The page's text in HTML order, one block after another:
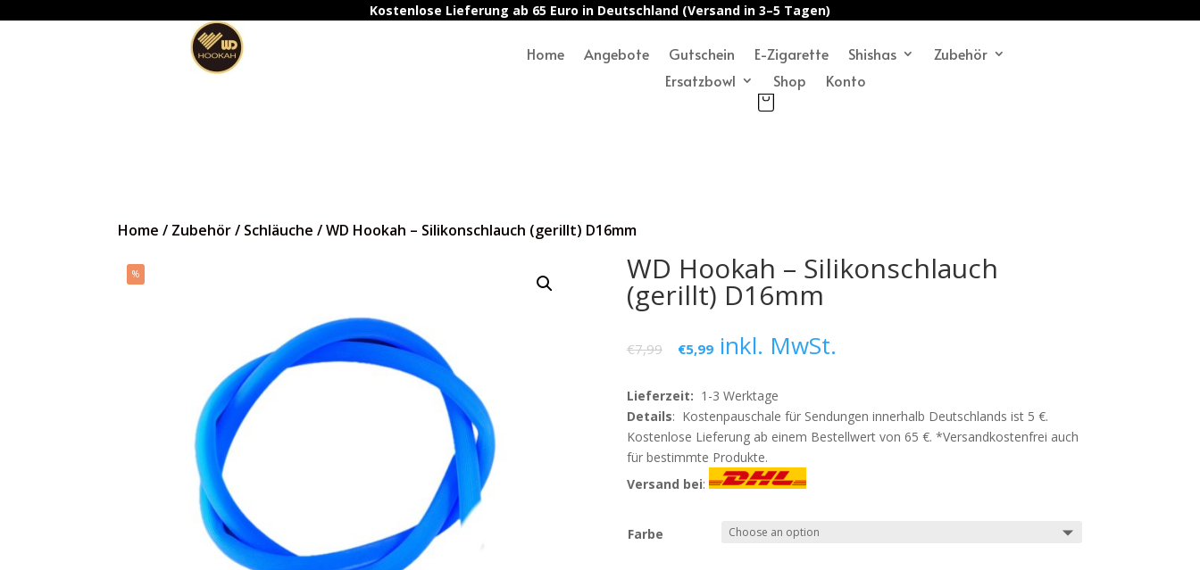
Kostenlose Lieferung ab 65 Euro in Deutschland (Versand in 3–5 Tagen)
Home Angebote Gutschein E-Zigarette Shishas
Zubehör
Ersatzbowl
Shop Konto
Home / Zubehör/ Schläuche /WD Hookah – Silikonschlauch (gerillt) D16mm
% WD Hookah – Silikonschlauch
(gerillt) D16mm
€7,99 €5,99 inkl. MwSt.
Lieferzeit: 1-3 Werktage
Details: Kostenpauschale für Sendungen innerhalb Deutschlands ist 5 €.
Kostenlose Lieferung ab einem Bestellwert von 65 €. *Versandkostenfrei auch
für bestimmte Produkte.
Versand bei:
Farbe